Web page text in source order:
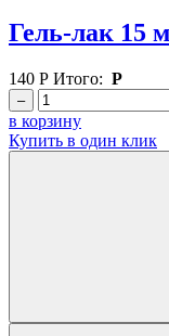
Гель-лак 15
140 Р Итого: Р
–
в корзину
Купить в один клик